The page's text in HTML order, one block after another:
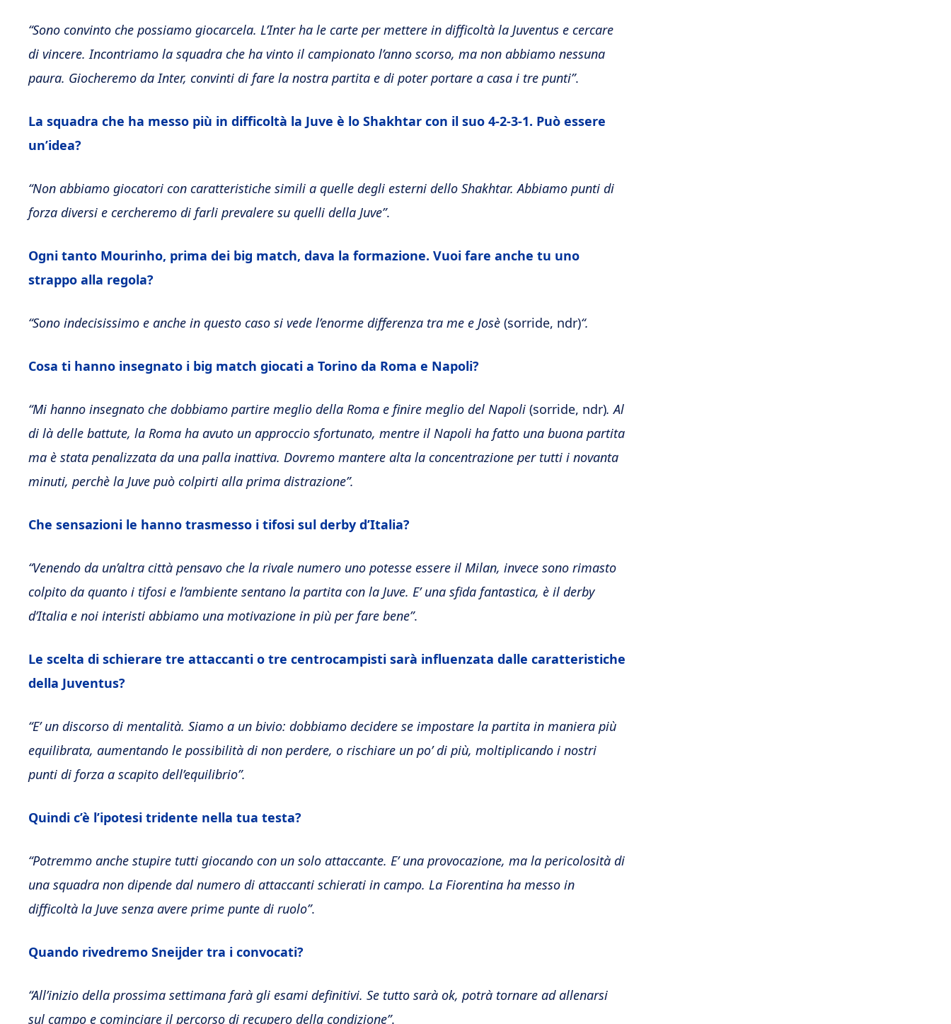
“Sono convinto che possiamo giocarcela. L’Inter ha le carte per mettere in difficoltà la Juventus e cercare
di vincere. Incontriamo la squadra che ha vinto il campionato l’anno scorso, ma non abbiamo nessuna
paura. Giocheremo da Inter, convinti di fare la nostra partita e di poter portare a casa i tre punti”.
La squadra che ha messo più in difficoltà la Juve è lo Shakhtar con il suo 4-2-3-1. Può essere
un’idea?
“Non abbiamo giocatori con caratteristiche simili a quelle degli esterni dello Shakhtar. Abbiamo punti di
forza diversi e cercheremo di farli prevalere su quelli della Juve”.
Ogni tanto Mourinho, prima dei big match, dava la formazione. Vuoi fare anche tu uno
strappo alla regola?
“Sono indecisissimo e anche in questo caso si vede l’enorme differenza tra me e Josè (sorride, ndr)“.
Cosa ti hanno insegnato i big match giocati a Torino da Roma e Napoli?
“Mi hanno insegnato che dobbiamo partire meglio della Roma e finire meglio del Napoli (sorride, ndr). Al
di là delle battute, la Roma ha avuto un approccio sfortunato, mentre il Napoli ha fatto una buona partita
ma è stata penalizzata da una palla inattiva. Dovremo mantere alta la concentrazione per tutti i novanta
minuti, perchè la Juve può colpirti alla prima distrazione”.
Che sensazioni le hanno trasmesso i tifosi sul derby d’Italia?
“Venendo da un’altra città pensavo che la rivale numero uno potesse essere il Milan, invece sono rimasto
colpito da quanto i tifosi e l’ambiente sentano la partita con la Juve. E’ una sfida fantastica, è il derby
d’Italia e noi interisti abbiamo una motivazione in più per fare bene”.
Le scelta di schierare tre attaccanti o tre centrocampisti sarà influenzata dalle caratteristiche
della Juventus?
“E’ un discorso di mentalità. Siamo a un bivio: dobbiamo decidere se impostare la partita in maniera più
equilibrata, aumentando le possibilità di non perdere, o rischiare un po’ di più, moltiplicando i nostri
punti di forza a scapito dell’equilibrio”.
Quindi c’è l’ipotesi tridente nella tua testa?
“Potremmo anche stupire tutti giocando con un solo attaccante. E’ una provocazione, ma la pericolosità di
una squadra non dipende dal numero di attaccanti schierati in campo. La Fiorentina ha messo in
difficoltà la Juve senza avere prime punte di ruolo”.
Quando rivedremo Sneijder tra i convocati?
“All’inizio della prossima settimana farà gli esami definitivi. Se tutto sarà ok, potrà tornare ad allenarsi
sul campo e cominciare il percorso di recupero della condizione”.